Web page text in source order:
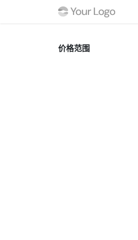
价格范围